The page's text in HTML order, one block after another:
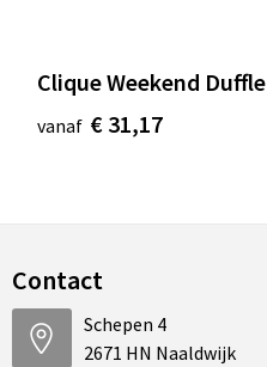
Clique Weekend Duffle
vanaf € 31,17
Contact
Schepen 4
2671 HN Naaldwijk